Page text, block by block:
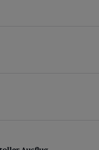
Ausflug